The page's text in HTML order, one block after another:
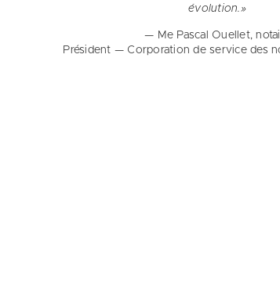
évolution.»
— Me Pascal Ouellet,
Président — Corporation de service des